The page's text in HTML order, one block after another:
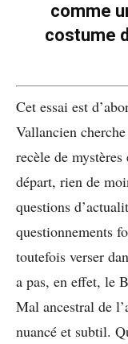
comme
costume
Cet essai est
Vallancien
recèle de
départ, rien de
questions
questionnements
toutefois verser
a pas, en effet, le
Mal ancestral de
nuancé et subtil.